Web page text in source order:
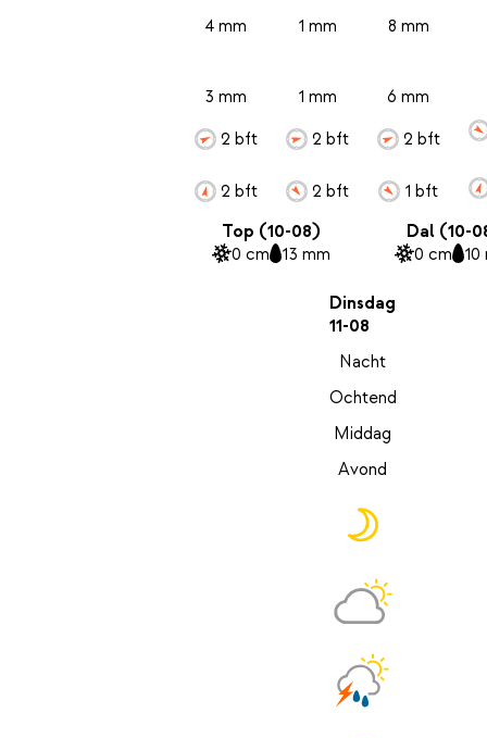
4 mm
3 mm
2 bft
2 bft
1 mm
1 mm
2 bft
2 bft
8 mm
6 mm
2 bft
1 bft
Top (10-08)
0 cm 13 mm
Dal (10-
0 cm 10
Dinsdag
11-08
Nacht
Ochtend
Middag
Avond